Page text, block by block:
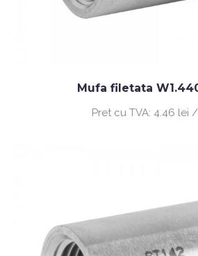
Mufa filetata
Pret cu TVA: 4.46 lei